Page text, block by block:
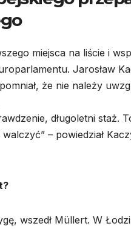
miejsca na liście i
Jarosław
że nie należy
długoletni staż.
– powiedział
wszedł Müllert. W